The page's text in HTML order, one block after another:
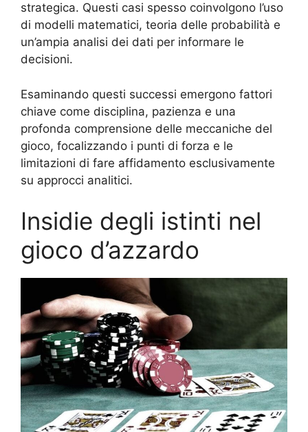
strategica. Questi casi spesso coinvolgono l’uso
di modelli matematici, teoria delle probabilità e
un’ampia analisi dei dati per informare le
decisioni.
Esaminando questi successi emergono fattori
chiave come disciplina, pazienza e una
profonda comprensione delle meccaniche del
gioco, focalizzando i punti di forza e le
limitazioni di fare affidamento esclusivamente
su approcci analitici.
Insidie degli istinti nel
gioco d’azzardo